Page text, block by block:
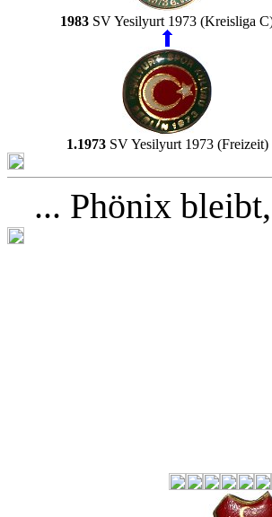
1983 SV Yesilyurt 1973 (Kreisliga
1.1973SV Yesilyurt 1973 (Freizeit)
... Phönix